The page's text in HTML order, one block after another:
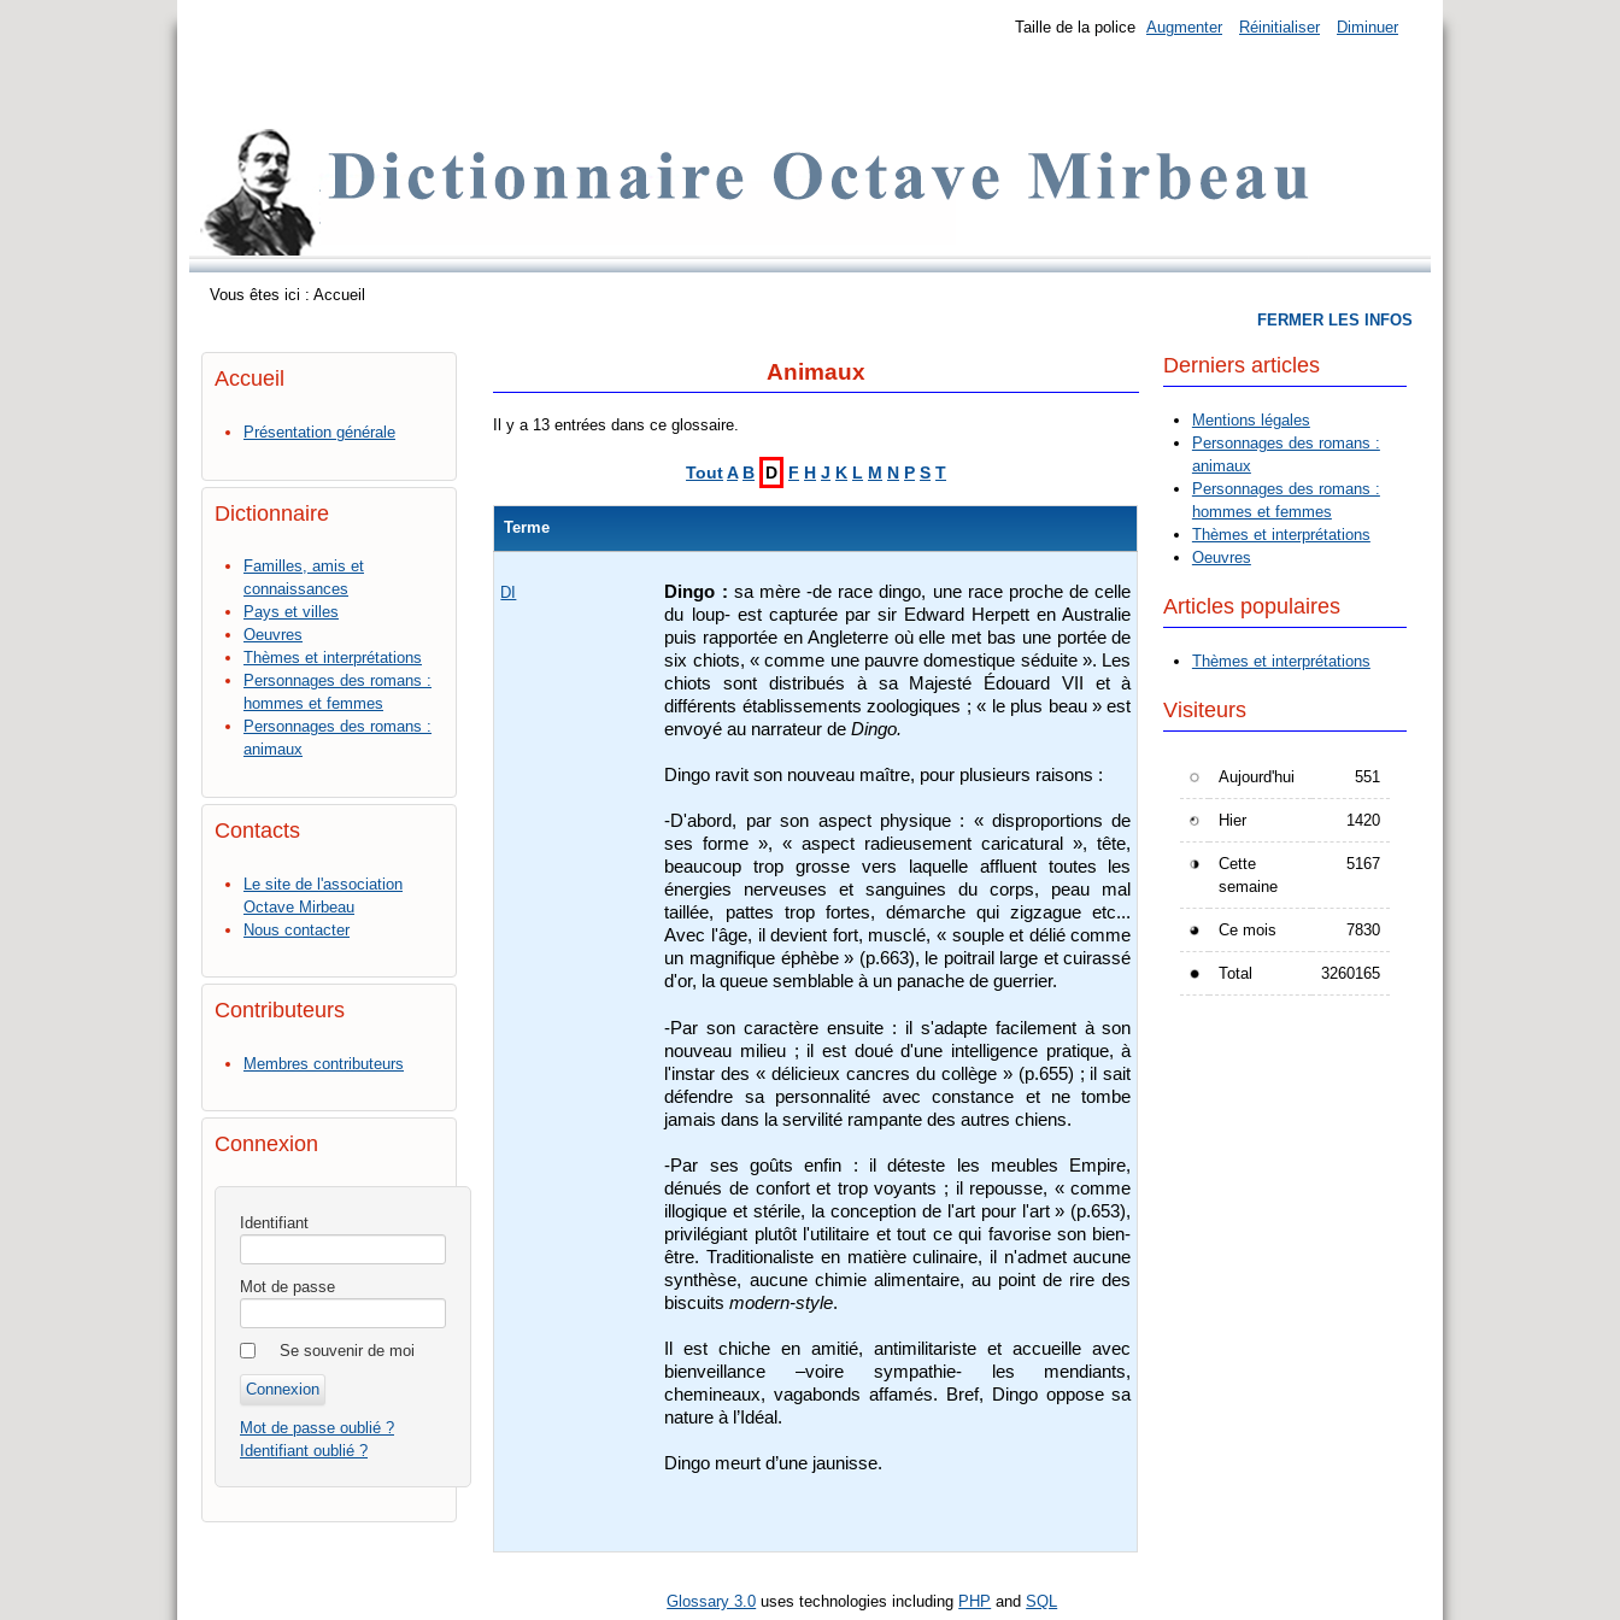
Taille de la police Augmenter Réinitialiser Diminuer
Vous êtes ici : Accueil
Accueil
Présentation générale
Dictionnaire
Familles, amis et
connaissances
Pays et villes
Oeuvres
Thèmes et interprétations
Personnages des romans :
hommes et femmes
Personnages des romans :
animaux
Contacts
Le site de l'association
Octave Mirbeau
Nous contacter
Contributeurs
Membres contributeurs
Connexion
Identifiant
Mot de passe
Se souvenir de moi
Mot de passe oublié ?
Identifiant oublié ?
Animaux
Il y a 13 entrées dans ce glossaire.
ToutA B D F H J K L M N P S T
Terme
DI Dingo : sa mère -de race dingo, une race proche de celle
du loup- est capturée par sir Edward Herpett en Australie
puis rapportée en Angleterre où elle met bas une portée de
six chiots, « comme une pauvre domestique séduite ». Les
chiots sont distribués à sa Majesté Édouard VII et à
différents établissements zoologiques ; « le plus beau » est
envoyé au narrateur deDingo.
Dingo ravit son nouveau maître, pour plusieurs raisons :
-D'abord, par son aspect physique : « disproportions de
ses forme », « aspect radieusement caricatural », tête,
beaucoup trop grosse vers laquelle affluent toutes les
énergies nerveuses et sanguines du corps, peau mal
taillée, pattes trop fortes, démarche qui zigzague etc...
Avec l'âge, il devient fort, musclé, « souple et délié comme
un magnifique éphèbe » (p.663), le poitrail large et cuirassé
d'or, la queue semblable à un panache de guerrier.
-Par son caractère ensuite : il s'adapte facilement à son
nouveau milieu ; il est doué d'une intelligence pratique, à
l'instar des « délicieux cancres du collège » (p.655) ; il sait
défendre sa personnalité avec constance et ne tombe
jamais dans la servilité rampante des autres chiens.
-Par ses goûts enfin : il déteste les meubles Empire,
dénués de confort et trop voyants ; il repousse, « comme
illogique et stérile, la conception de l'art pour l'art » (p.653),
privilégiant plutôt l'utilitaire et tout ce qui favorise son bien-
être. Traditionaliste en matière culinaire, il n'admet aucune
synthèse, aucune chimie alimentaire, au point de rire des
biscuitsmodern-style.
Il est chiche en amitié, antimilitariste et accueille avec
bienveillance –voire sympathie- les mendiants,
chemineaux, vagabonds affamés. Bref, Dingo oppose sa
nature à l’Idéal.
Dingo meurt d’une jaunisse.
Glossary 3.0 uses technologies including PHP andSQL
FERMER LES INFOS
Derniers articles
Mentions légales
Personnages des romans :
animaux
Personnages des romans :
hommes et femmes
Thèmes et interprétations
Oeuvres
Articles populaires
Thèmes et interprétations
Visiteurs
Aujourd'hui 551
Hier 1420
Cette
semaine
5167
Ce mois 7830
Total 3260165